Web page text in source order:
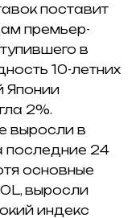
поставит
премьер-
в
10-летних
Японии
2%.
выросли в
последние 24
основные
выросли
индекс